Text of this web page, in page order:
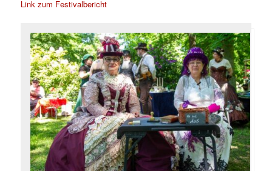
Link zum Festivalbericht